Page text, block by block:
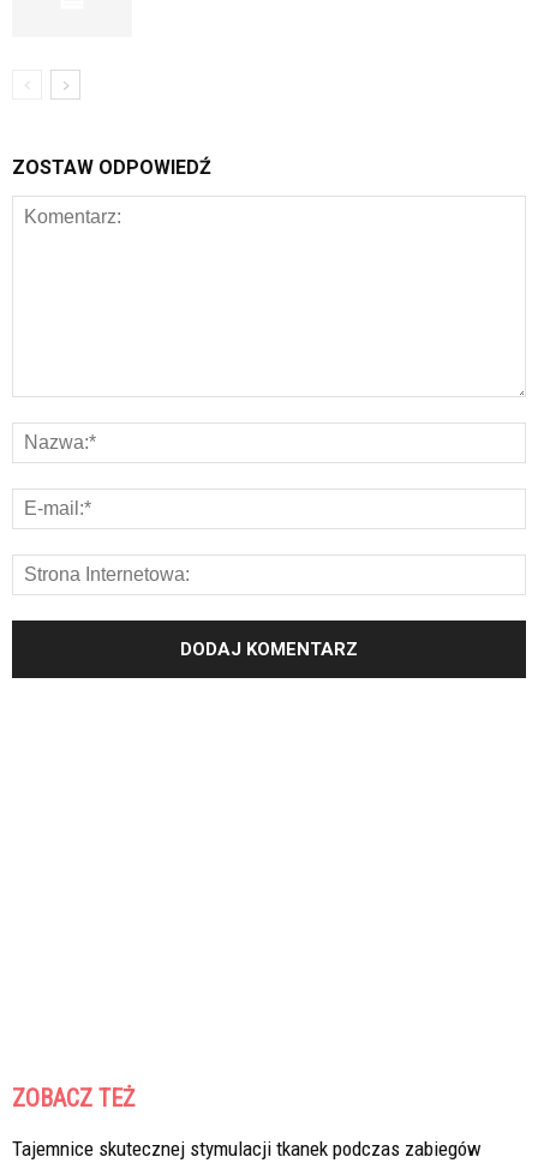
ZOSTAW ODPOWIEDŹ
ZOBACZ TEŻ
Tajemnice skutecznej stymulacji tkanek podczas zabiegów